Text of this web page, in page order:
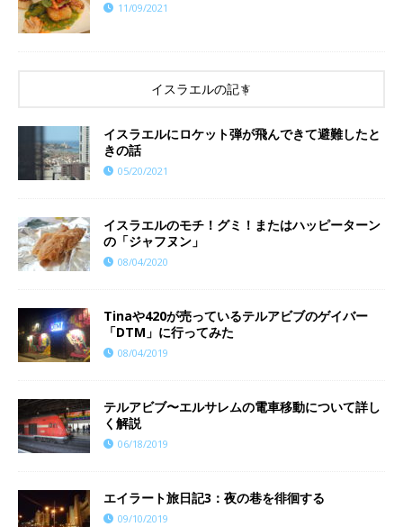
11/09/2021
イスラエルの記事
イスラエルにロケット弾が飛んできて避難したと
きの話
05/20/2021
イスラエルのモチ！グミ！またはハッピーターン
の「ジャフヌン」
08/04/2020
Tinaや420が売っているテルアビブのゲイバー
「DTM」に行ってみた
08/04/2019
テルアビブ〜エルサレムの電車移動について詳し
く解説
06/18/2019
エイラート旅日記3：夜の巷を徘徊する
09/10/2019